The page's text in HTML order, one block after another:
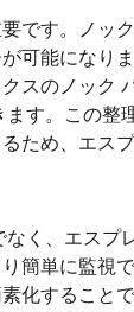
です。ノッ
可能になり
スのノック
す。この整
ため、エス
く、エスプ
簡単に監視
化すること